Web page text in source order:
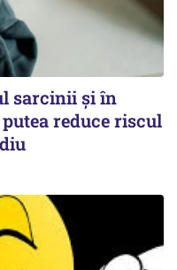
sarcinii și în
reduce riscul